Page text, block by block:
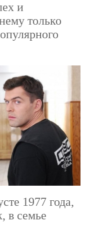
и
только
1977 года,
в семье